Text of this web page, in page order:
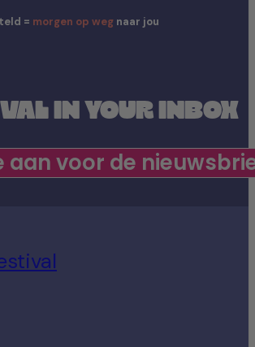
= morgen op weg naar jou
IN YOUR INBOX
aan voor de